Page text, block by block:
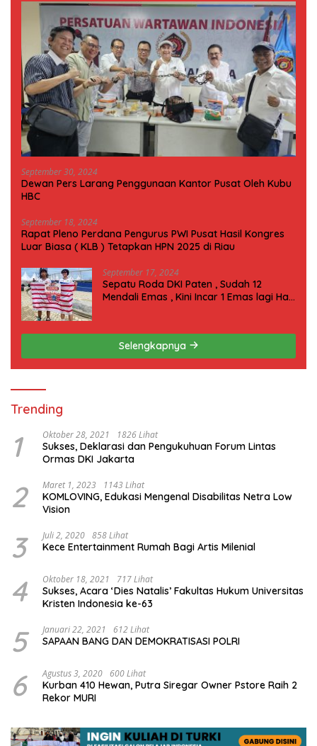
September 30, 2024
Dewan Pers Larang Penggunaan Kantor Pusat Oleh Kubu
HBC
September 18, 2024
Rapat Pleno Perdana Pengurus PWI Pusat Hasil Kongres
Luar Biasa ( KLB ) Tetapkan HPN 2025 di Riau
September 17, 2024
Sepatu Roda DKI Paten , Sudah 12
Mendali Emas , Kini Incar 1 Emas lagi Hari
Selengkapnya
Trending
1 Oktober 28, 2021 1826 Lihat
Sukses, Deklarasi dan Pengukuhuan Forum Lintas
Ormas DKI Jakarta
2 Maret 1, 2023 1143 Lihat
KOMLOVING, Edukasi Mengenal Disabilitas Netra Low
Vision
3 Juli 2, 2020 858 Lihat
Kece Entertainment Rumah Bagi Artis Milenial
4 Oktober 18, 2021 717 Lihat
Sukses, Acara ‘Dies Natalis’ Fakultas Hukum Universitas
Kristen Indonesia ke-63
5 Januari 22, 2021 612 Lihat
SAPAAN BANG DAN DEMOKRATISASI POLRI
6 Agustus 3, 2020 600 Lihat
Kurban 410 Hewan, Putra Siregar Owner Pstore Raih 2
Rekor MURI